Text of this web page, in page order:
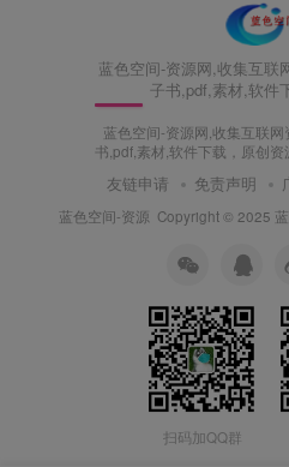
蓝色空间-资源网,收集互联
子书,pdf,素材,软件
蓝色空间-资源网,收集互联
书,pdf,素材,软件下载，原创
友链申请 免责声明
蓝色空间-资源 Copyright © 2025
扫码加QQ群